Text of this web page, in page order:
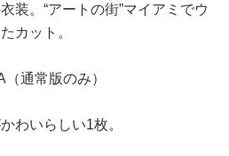
装。“アートの街”マイアミでウ
カット。
通常版のみ）
わいらしい1枚。